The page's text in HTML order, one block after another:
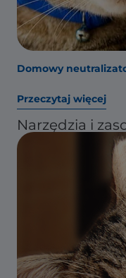
Domowy
Przeczytaj więcej
Narzędzia i